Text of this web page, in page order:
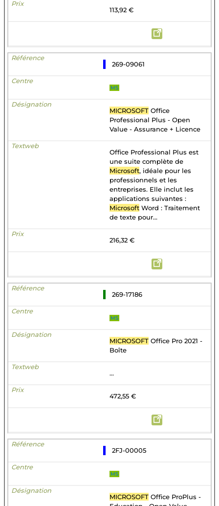
113,92 €
269-09061
MS
MICROSOFT Office
Professional Plus - Open
Value - Assurance + Licence
Office Professional Plus est
une suite complète de
Microsoft, idéale pour les
professionnels et les
entreprises. Elle inclut les
applications suivantes :
Microsoft Word : Traitement
de texte pour...
216,32 €
269-17186
MS
MICROSOFT Office Pro 2021 -
Boîte
...
472,55 €
2FJ-00005
MS
MICROSOFT Office ProPlus -